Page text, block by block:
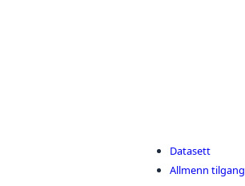
Datasett
Allmenn tilgang